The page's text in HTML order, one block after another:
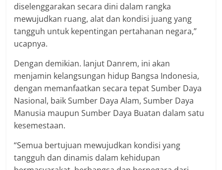
diselenggarakan secara dini dalam rangka
mewujudkan ruang, alat dan kondisi juang yang
tangguh untuk kepentingan pertahanan negara,”
ucapnya.
Dengan demikian. lanjut Danrem, ini akan
menjamin kelangsungan hidup Bangsa Indonesia,
dengan memanfaatkan secara tepat Sumber Daya
Nasional, baik Sumber Daya Alam, Sumber Daya
Manusia maupun Sumber Daya Buatan dalam satu
kesemestaan.
“Semua bertujuan mewujudkan kondisi yang
tangguh dan dinamis dalam kehidupan